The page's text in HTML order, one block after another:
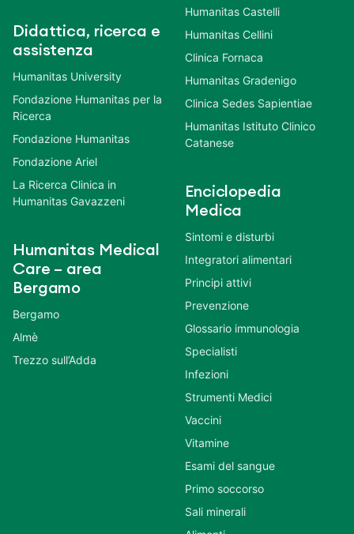
Didattica, ricerca e
assistenza
Humanitas University
Fondazione Humanitas per la
Ricerca
Fondazione Humanitas
Fondazione Ariel
La Ricerca Clinica in
Humanitas Gavazzeni
Humanitas Medical
Care – area
Bergamo
Bergamo
Almè
Trezzo sull’Adda
Humanitas Castelli
Humanitas Cellini
Clinica Fornaca
Humanitas Gradenigo
Clinica Sedes Sapientiae
Humanitas Istituto Clinico
Catanese
Enciclopedia
Medica
Sintomi e disturbi
Integratori alimentari
Principi attivi
Prevenzione
Glossario immunologia
Specialisti
Infezioni
Strumenti Medici
Vaccini
Vitamine
Esami del sangue
Primo soccorso
Sali minerali